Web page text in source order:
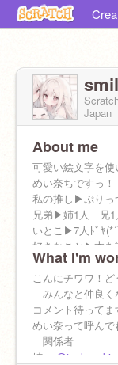
Japan
About me
可愛い絵文字を
めい奈ちですっ！
私の推し▶︎ぷり
兄弟▶︎姉1人 兄1
いとこ▶︎7人ﾄﾞﾔ
好きなこと▶︎本を
誕生日▶︎10月10
年齢▶︎12歳 （中
フォローは、仲良
ごめんね....๐ ( ´^`°
What I'm
こんにチワワ！
みんなと仲良
コメント待ってま
めい奈って呼ん
関係者
姉：